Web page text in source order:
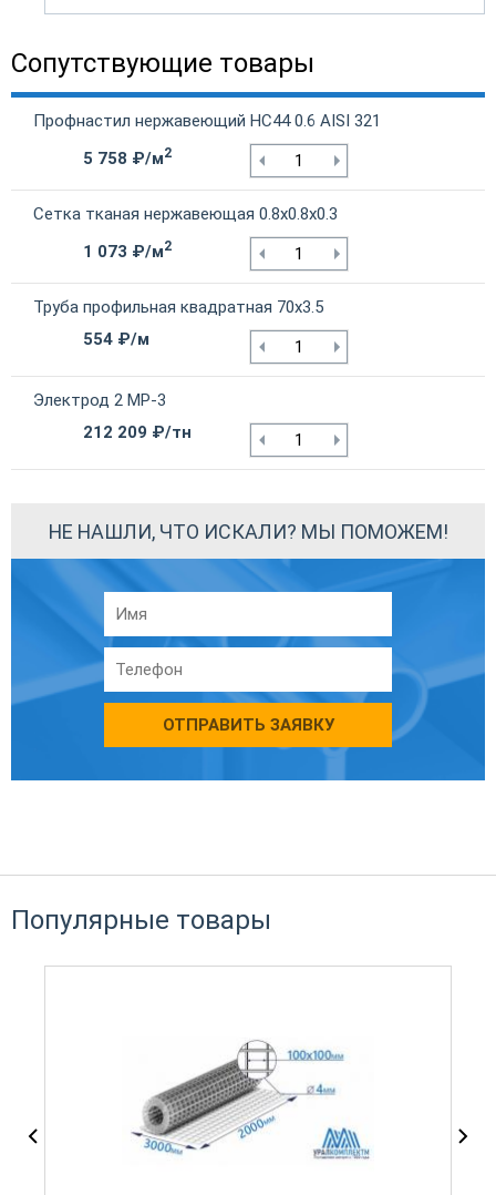
Сопутствующие товары
Профнастил нержавеющий НС44 0.6 AISI 321
5 758 ₽/м2
Сетка тканая нержавеющая 0.8х0.8х0.3
1 073 ₽/м2
Труба профильная квадратная 70х3.5
554 ₽/м
Электрод 2 МР-3
212 209 ₽/тн
НЕ НАШЛИ, ЧТО ИСКАЛИ? МЫ ПОМОЖЕМ!
ОТПРАВИТЬ ЗАЯВКУ
Популярные товары